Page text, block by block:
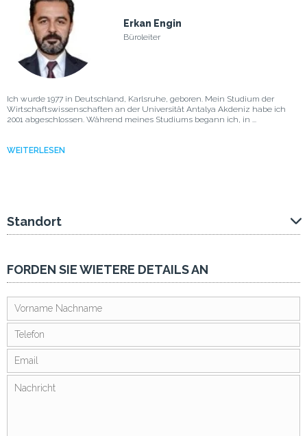
Erkan Engin
Büroleiter
Ich wurde 1977 in Deutschland, Karlsruhe, geboren. Mein Studium der
Wirtschaftswissenschaften an der Universität Antalya Akdeniz habe ich
2001 abgeschlossen. Während meines Studiums begann ich, in ...
WEITERLESEN
Standort
FORDEN SIE WIETERE DETAILS AN